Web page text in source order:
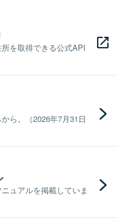
を取得できる公式API
ら。（2026年7月31日
ュアルを掲載していま